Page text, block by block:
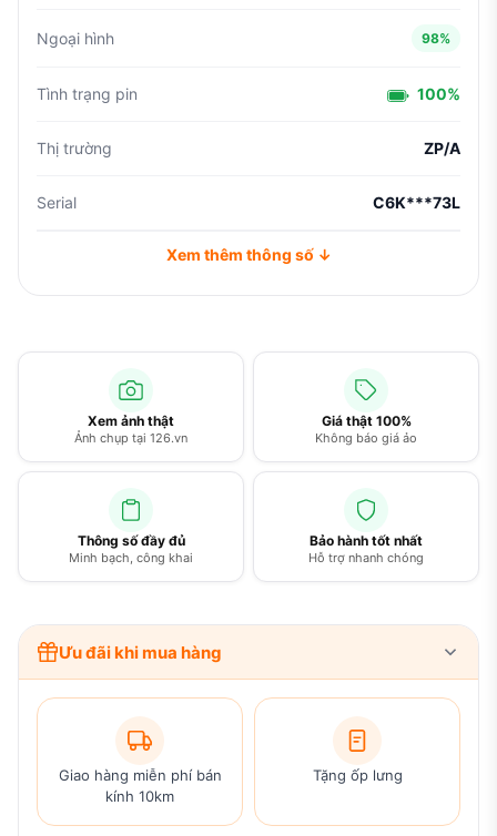
Xem ảnh thật
Ảnh chụp tại 126.vn
Giá thật 100%
Không báo giá ảo
Thông số đầy đủ
Minh bạch, công khai
Bảo hành tốt nhất
Hỗ trợ nhanh chóng
Ngoại hình 98%
Tình trạng pin 100%
Thị trường ZP/A
Serial C6K***73L
Xem thêm thông số ↓
Ưu đãi khi mua hàng
Giao hàng miễn phí bán
kính 10km
Tặng ốp lưng